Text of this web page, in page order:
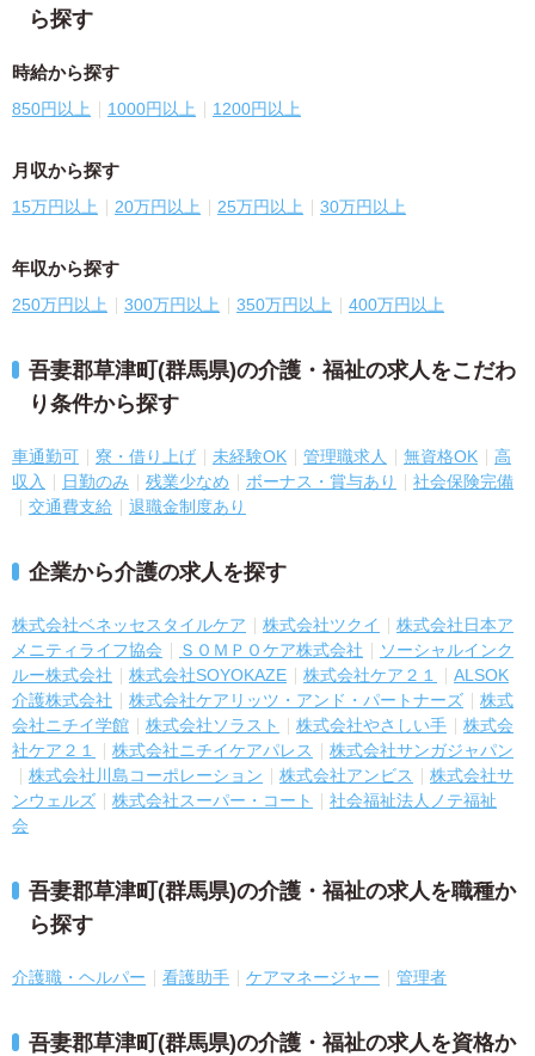
ら探す
時給から探す
850円以上 1000円以上 1200円以上
月収から探す
15万円以上 20万円以上 25万円以上 30万円以上
年収から探す
250万円以上 300万円以上 350万円以上 400万円以上
吾妻郡草津町(群馬県)の介護・福祉の求人をこだわ
り条件から探す
車通勤可 寮・借り上げ 未経験OK 管理職求人 無資格OK
高
収入
日勤のみ 残業少なめ ボーナス・賞与あり
社会保険完備
交通費支給
退職金制度あり
企業から介護の求人を探す
株式会社ベネッセスタイルケア 株式会社ツクイ
株式会社日本ア
メニティライフ協会
ＳＯＭＰＯケア株式会社
ソーシャルインク
ルー株式会社
株式会社SOYOKAZE 株式会社ケア２１
ALSOK
介護株式会社
株式会社ケアリッツ・アンド・パートナーズ
株式
会社ニチイ学館
株式会社ソラスト 株式会社やさしい手
株式会
社ケア２１
株式会社ニチイケアパレス
株式会社サンガジャパン
株式会社川島コーポレーション
株式会社アンビス
株式会社サ
ンウェルズ
株式会社スーパー・コート
社会福祉法人ノテ福祉
会
吾妻郡草津町(群馬県)の介護・福祉の求人を職種か
ら探す
介護職・ヘルパー 看護助手 ケアマネージャー 管理者
吾妻郡草津町(群馬県)の介護・福祉の求人を資格か